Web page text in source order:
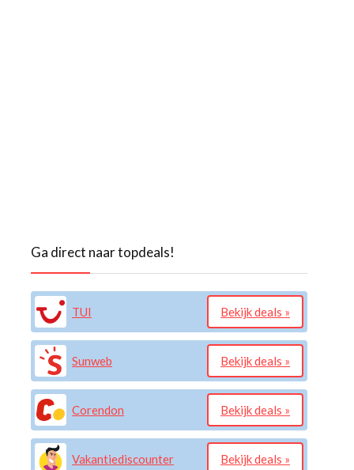
Ga direct naar topdeals!
TUI Bekijk deals »
Sunweb Bekijk deals »
Corendon Bekijk deals »
Vakantiediscounter Bekijk deals »